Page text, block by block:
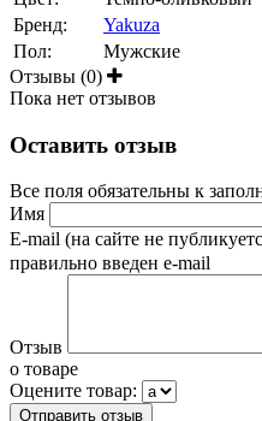
Бренд:
Yakuza
Пол:
Мужские
Отзывы (0)
Пока нет отзывов
Оставить отзыв
Все поля обязательны к
Имя
E-mail (на сайте не
правильно введен e-mail
Отзыв
о товаре
Оцените товар: